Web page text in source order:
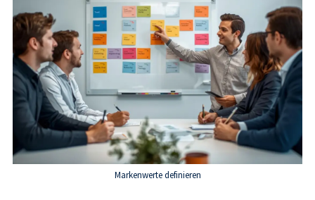
Markenwerte definieren